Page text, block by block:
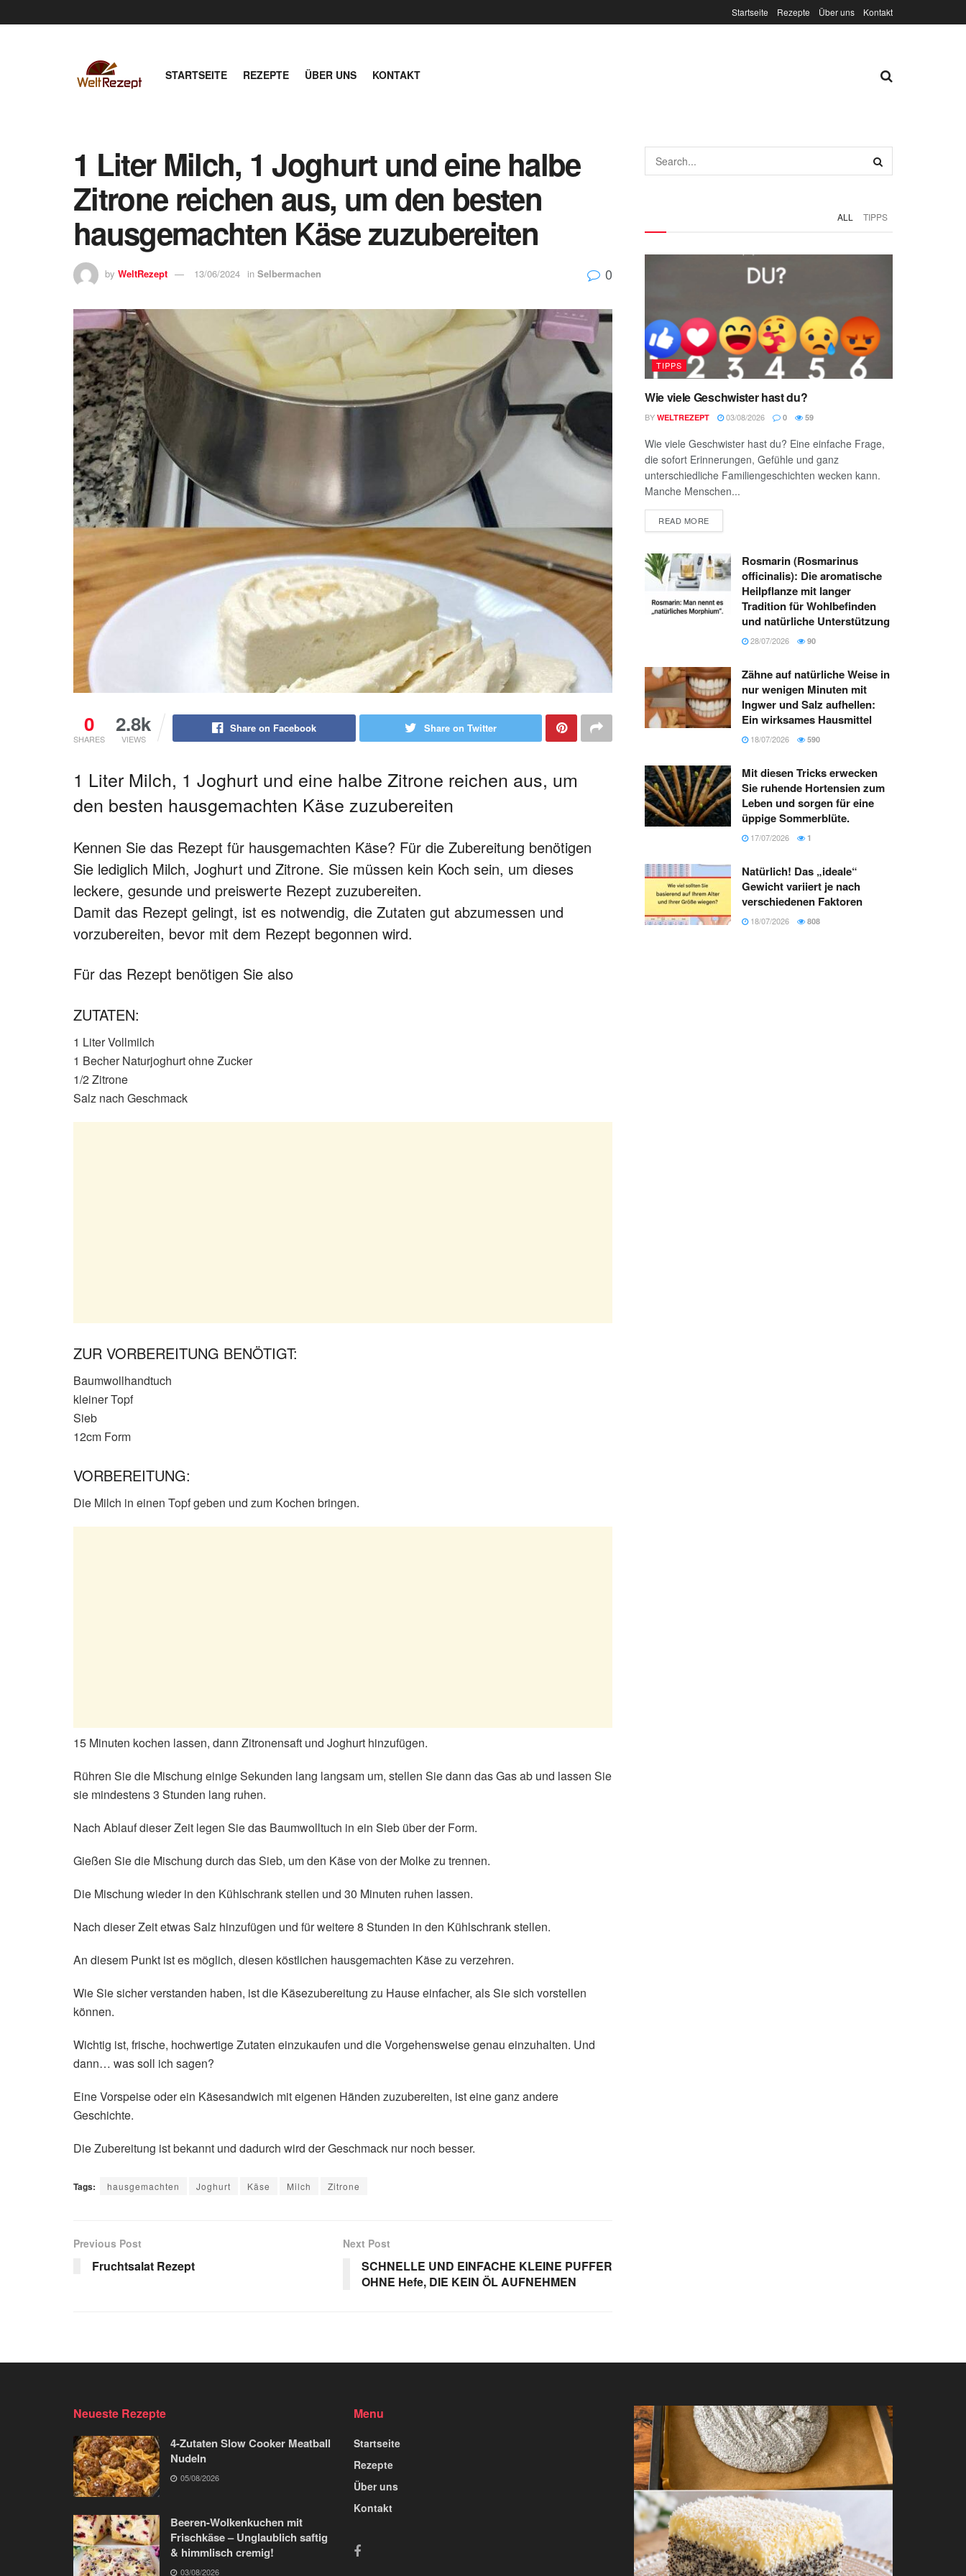
Startseite Rezepte Über uns Kontakt
STARTSEITE REZEPTE ÜBER UNS KONTAKT
1 Liter Milch, 1 Joghurt und eine halbe
Zitrone reichen aus, um den besten
hausgemachten Käse zuzubereiten
by WeltRezept 13/06/2024 in Selbermachen 0
0
SHARES
2.8k
VIEWS
Share on Facebook Share on Twitter
1 Liter Milch, 1 Joghurt und eine halbe Zitrone reichen aus, um
den besten hausgemachten Käse zuzubereiten
Kennen Sie das Rezept für hausgemachten Käse? Für die Zubereitung benötigen
Sie lediglich Milch, Joghurt und Zitrone. Sie müssen kein Koch sein, um dieses
leckere, gesunde und preiswerte Rezept zuzubereiten.
Damit das Rezept gelingt, ist es notwendig, die Zutaten gut abzumessen und
vorzubereiten, bevor mit dem Rezept begonnen wird.
Für das Rezept benötigen Sie also
ZUTATEN:
1 Liter Vollmilch
1 Becher Naturjoghurt ohne Zucker
1/2 Zitrone
Salz nach Geschmack
ZUR VORBEREITUNG BENÖTIGT:
Baumwollhandtuch
kleiner Topf
Sieb
12cm Form
VORBEREITUNG:
Die Milch in einen Topf geben und zum Kochen bringen.
15 Minuten kochen lassen, dann Zitronensaft und Joghurt hinzufügen.
Rühren Sie die Mischung einige Sekunden lang langsam um, stellen Sie dann das Gas ab und lassen Sie
sie mindestens 3 Stunden lang ruhen.
Nach Ablauf dieser Zeit legen Sie das Baumwolltuch in ein Sieb über der Form.
Gießen Sie die Mischung durch das Sieb, um den Käse von der Molke zu trennen.
Die Mischung wieder in den Kühlschrank stellen und 30 Minuten ruhen lassen.
Nach dieser Zeit etwas Salz hinzufügen und für weitere 8 Stunden in den Kühlschrank stellen.
An diesem Punkt ist es möglich, diesen köstlichen hausgemachten Käse zu verzehren.
Wie Sie sicher verstanden haben, ist die Käsezubereitung zu Hause einfacher, als Sie sich vorstellen
können.
Wichtig ist, frische, hochwertige Zutaten einzukaufen und die Vorgehensweise genau einzuhalten. Und
dann… was soll ich sagen?
Eine Vorspeise oder ein Käsesandwich mit eigenen Händen zuzubereiten, ist eine ganz andere
Geschichte.
Die Zubereitung ist bekannt und dadurch wird der Geschmack nur noch besser.
Tags: hausgemachten Joghurt Käse Milch Zitrone
Previous Post
Fruchtsalat Rezept
Next Post
SCHNELLE UND EINFACHE KLEINE PUFFER
OHNE Hefe, DIE KEIN ÖL AUFNEHMEN
ALL TIPPS
TIPPS
Wie viele Geschwister hast du?
BY WELTREZEPT 03/08/2026 0 59
Wie viele Geschwister hast du? Eine einfache Frage,
die sofort Erinnerungen, Gefühle und ganz
unterschiedliche Familiengeschichten wecken kann.
Manche Menschen...
READ MORE
Rosmarin (Rosmarinus
officinalis): Die aromatische
Heilpflanze mit langer
Tradition für Wohlbefinden
und natürliche Unterstützung
28/07/2026 90
Zähne auf natürliche Weise in
nur wenigen Minuten mit
Ingwer und Salz aufhellen:
Ein wirksames Hausmittel
18/07/2026 590
Mit diesen Tricks erwecken
Sie ruhende Hortensien zum
Leben und sorgen für eine
üppige Sommerblüte.
17/07/2026 1
Natürlich! Das „ideale“
Gewicht variiert je nach
verschiedenen Faktoren
18/07/2026 808
Neueste Rezepte
4-Zutaten Slow Cooker Meatball
Nudeln
05/08/2026
Beeren-Wolkenkuchen mit
Frischkäse – Unglaublich saftig
& himmlisch cremig!
03/08/2026
Menu
Startseite
Rezepte
Über uns
Kontakt